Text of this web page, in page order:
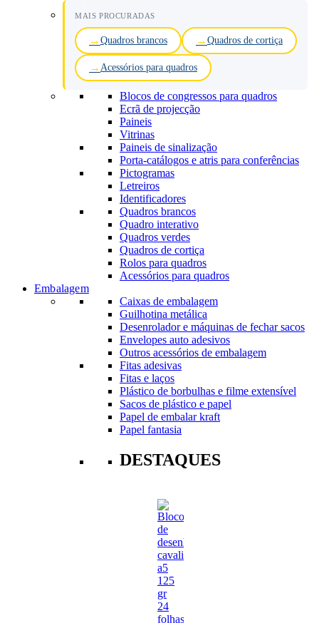
MAIS PROCURADAS
Quadros brancos Quadros de cortiça
Acessórios para quadros
Blocos de congressos para quadros
Ecrã de projecção
Paineis
Vitrinas
Paineis de sinalização
Porta-catálogos e atris para conferências
Pictogramas
Letreiros
Identificadores
Quadros brancos
Quadro interativo
Quadros verdes
Quadros de cortiça
Rolos para quadros
Acessórios para quadros
Embalagem
Caixas de embalagem
Guilhotina metálica
Desenrolador e máquinas de fechar sacos
Envelopes auto adesivos
Outros acessórios de embalagem
Fitas adesivas
Fitas e laços
Plástico de borbulhas e filme extensível
Sacos de plástico e papel
Papel de embalar kraft
Papel fantasia
DESTAQUES